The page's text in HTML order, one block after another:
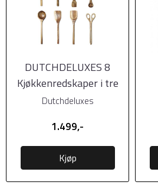
DUTCHDELUXES 8
Kjøkkenredskaper i tre
Dutchdeluxes
1.499,-
Kjøp